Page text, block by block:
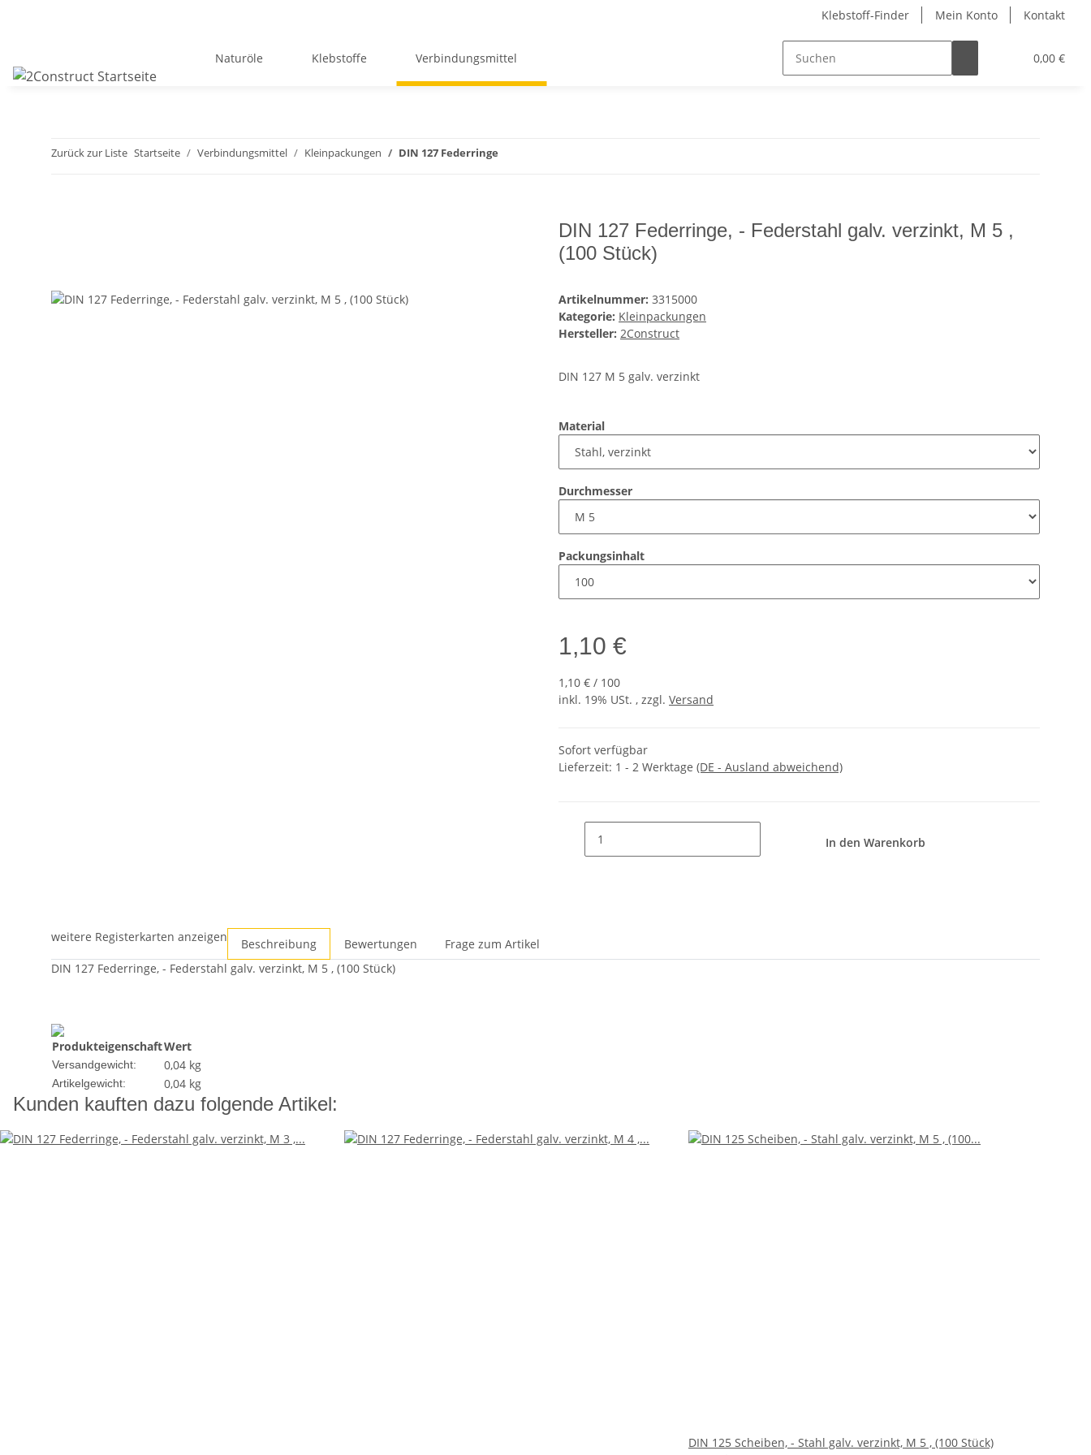
Klebstoff-Finder Mein Konto Kontakt
0,00 €
Naturöle Klebstoffe Verbindungsmittel
Zurück zur Liste Startseite Verbindungsmittel Kleinpackungen DIN 127 Federringe
DIN 127 Federringe, - Federstahl galv. verzinkt, M 5 ,
(100 Stück)
Artikelnummer: 3315000
Kategorie: Kleinpackungen
Hersteller: 2Construct
DIN 127 M 5 galv. verzinkt
Material
Durchmesser
Packungsinhalt
1,10 €
1,10 € / 100
inkl. 19% USt. , zzgl. Versand
Sofort verfügbar
Lieferzeit: 1 - 2 Werktage (DE - Ausland abweichend)
In den Warenkorb
weitere Registerkarten anzeigen Beschreibung Bewertungen
Frage zum Artikel
DIN 127 Federringe, - Federstahl galv. verzinkt, M 5 , (100 Stück)
ProdukteigenschaftWert
Versandgewicht: 0,04 kg
Artikelgewicht: 0,04 kg
Kunden kauften dazu folgende Artikel:
DIN 125 Scheiben, - Stahl galv. verzinkt, M 5 , (100 Stück)